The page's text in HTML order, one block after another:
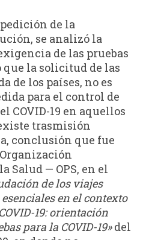
de la
se analizó la
de las pruebas
que la solicitud de las
de los países, no es
para el control de
COVID-19 en aquellos
trasmisión
conclusión que fue
Salud — OPS, en el
de los viajes
en el contexto
19: orientación
para la COVID-19»del